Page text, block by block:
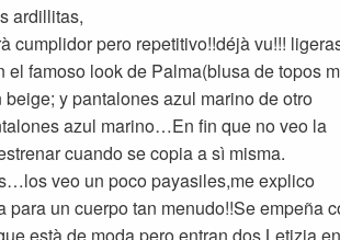
ardillitas,
cumplidor pero repetitivo!!déjà vu!!!
el famoso look de Palma(blusa de topos
beige; y pantalones azul marino de otro
azul marino…En fin que no veo la
cuando se copia a sì misma.
veo un poco payasiles,me explico
para un cuerpo tan menudo!!Se empeña